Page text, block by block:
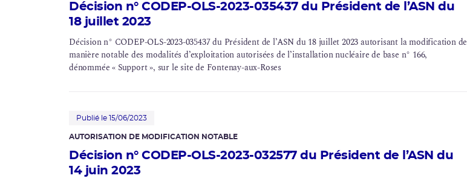
Décision n° CODEP-OLS-2023-035437 du Président de l’ASN du
18 juillet 2023
Décision n° CODEP-OLS-2023-035437 du Président de l’ASN du 18 juillet 2023 autorisant la modification de
manière notable des modalités d’exploitation autorisées de l’installation nucléaire de base n° 166,
dénommée « Support », sur le site de Fontenay-aux-Roses
Publié le 15/06/2023
AUTORISATION DE MODIFICATION NOTABLE
Décision n° CODEP-OLS-2023-032577 du Président de l’ASN du
14 juin 2023